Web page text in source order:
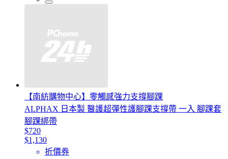
【南紡購物中心】零觸感強力支撐腳踝
ALPHAX 日本製 醫護超彈性護腳踝支撐帶 一入 腳踝套
腳踝綁帶
$720
$1,130
折價券